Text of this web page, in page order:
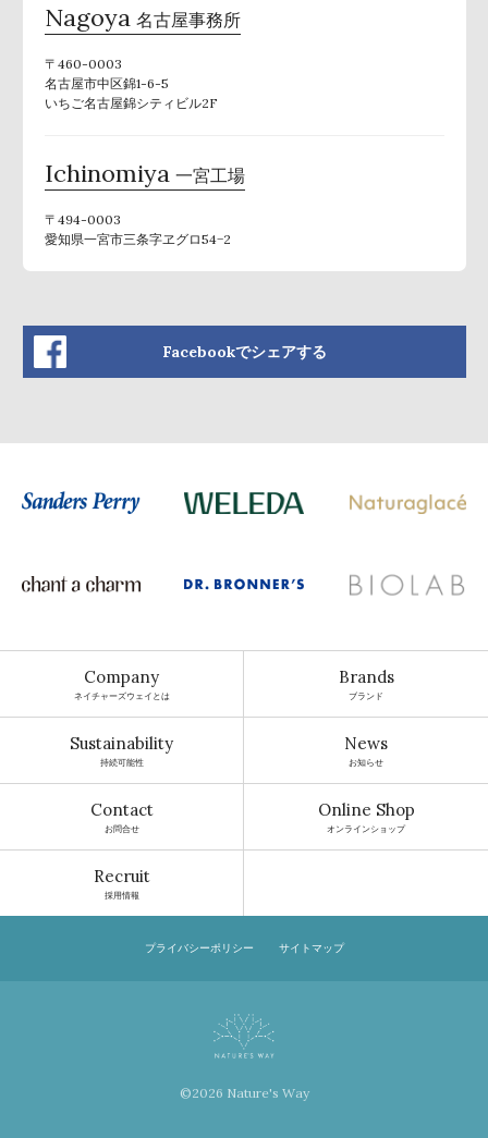
Nagoya 名古屋事務所
〒460-0003
名古屋市中区錦1-6-5
いちご名古屋錦シティビル2F
Ichinomiya 一宮工場
〒494-0003
愛知県一宮市三条字ヱグロ54−2
Facebookでシェアする
Company
ネイチャーズウェイとは
Brands
ブランド
Sustainability
持続可能性
News
お知らせ
Contact
お問合せ
Online Shop
オンラインショップ
Recruit
採用情報
プライバシーポリシー サイトマップ
©2026 Nature's Way